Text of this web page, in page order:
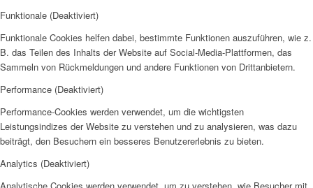
Funktionale (Deaktiviert)
Funktionale Cookies helfen dabei, bestimmte Funktionen auszuführen, wie z.
B. das Teilen des Inhalts der Website auf Social-Media-Plattformen, das
Sammeln von Rückmeldungen und andere Funktionen von Drittanbietern.
Performance (Deaktiviert)
Performance-Cookies werden verwendet, um die wichtigsten
Leistungsindizes der Website zu verstehen und zu analysieren, was dazu
beiträgt, den Besuchern ein besseres Benutzererlebnis zu bieten.
Analytics (Deaktiviert)